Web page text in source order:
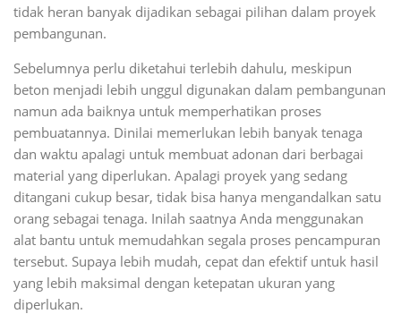
tidak heran banyak dijadikan sebagai pilihan dalam proyek
pembangunan.
Sebelumnya perlu diketahui terlebih dahulu, meskipun
beton menjadi lebih unggul digunakan dalam pembangunan
namun ada baiknya untuk memperhatikan proses
pembuatannya. Dinilai memerlukan lebih banyak tenaga
dan waktu apalagi untuk membuat adonan dari berbagai
material yang diperlukan. Apalagi proyek yang sedang
ditangani cukup besar, tidak bisa hanya mengandalkan satu
orang sebagai tenaga. Inilah saatnya Anda menggunakan
alat bantu untuk memudahkan segala proses pencampuran
tersebut. Supaya lebih mudah, cepat dan efektif untuk hasil
yang lebih maksimal dengan ketepatan ukuran yang
diperlukan.